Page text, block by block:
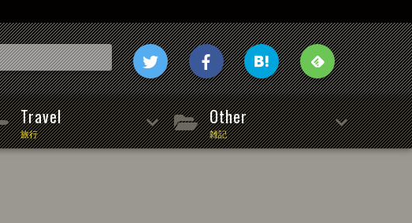
Travel
旅行
Other
雑記